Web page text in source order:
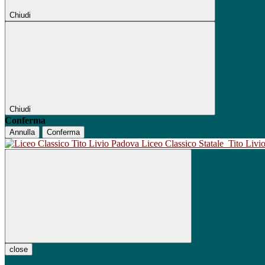
Chiudi
Chiudi
Conferma
Annulla Conferma
Liceo Classico Statale Tito Livio
close